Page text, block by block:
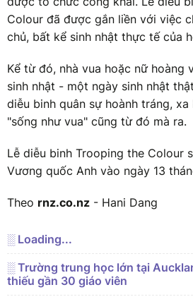
Colour đã được gắn liền với việc
chủ, bất kể sinh nhật thực tế của
Kể từ đó, nhà vua hoặc nữ hoàng
sinh nhật - một ngày sinh nhật
diễu binh quân sự hoành tráng,
"sống như vua" cũng từ đó mà ra.
Lễ diễu binh Trooping the Colour
Vương quốc Anh vào ngày 13
Theo rnz.co.nz - Hani Dang
░ Loading...
░ Trường trung học lớn tại
thiếu gần 30 giáo viên